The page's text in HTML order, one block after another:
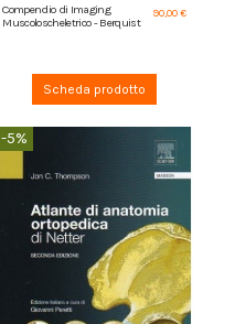
Compendio di Imaging
Muscoloscheletrico - Berquist
90,00 €
Scheda prodotto
-5%